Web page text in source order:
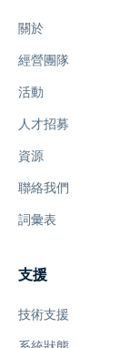
關於
經營團隊
活動
人才招募
資源
聯絡我們
詞彙表
支援
技術支援